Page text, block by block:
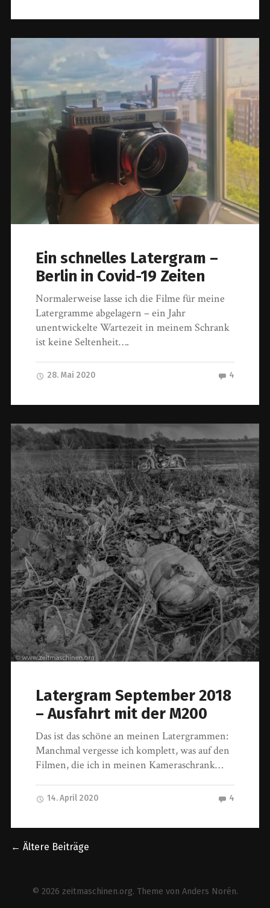
Ein schnelles Latergram –
Berlin in Covid-19 Zeiten
Normalerweise lasse ich die Filme für meine
Latergramme abgelagern – ein Jahr
unentwickelte Wartezeit in meinem Schrank
ist keine Seltenheit….
28. Mai 2020 4
Latergram September 2018
– Ausfahrt mit der M200
Das ist das schöne an meinen Latergrammen:
Manchmal vergesse ich komplett, was auf den
Filmen, die ich in meinen Kameraschrank…
14. April 2020 4
← Ältere Beiträge
© 2026 zeitmaschinen.org. Theme von Anders Norén.